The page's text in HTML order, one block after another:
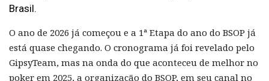
Brasil.
O ano de 2026 já começou e a 1ª Etapa do ano do BSOP já
está quase chegando. O cronograma já foi revelado pelo
GipsyTeam, mas na onda do que aconteceu de melhor no
poker em 2025, a organização do BSOP, em seu canal no